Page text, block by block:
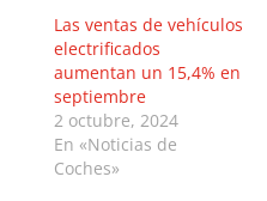
Las ventas de vehículos
electrificados
aumentan un 15,4% en
septiembre
2 octubre, 2024
En «Noticias de
Coches»